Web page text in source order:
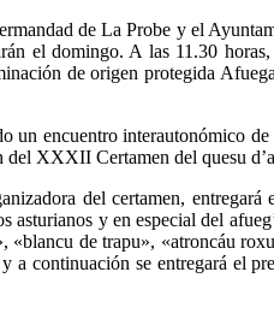
de La Probe y el
el domingo. A las 11.30
de origen protegida
un encuentro interautonómico
del XXXII Certamen del quesu
del certamen,
asturianos y en especial del
«blancu de trapu», «atroncáu
a continuación se entregará el